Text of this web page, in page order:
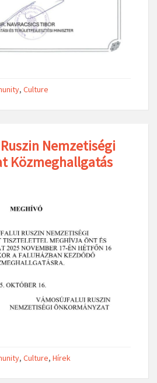
, Culture
Nemzetiségi
Közmeghallgatás
, Culture, Hírek